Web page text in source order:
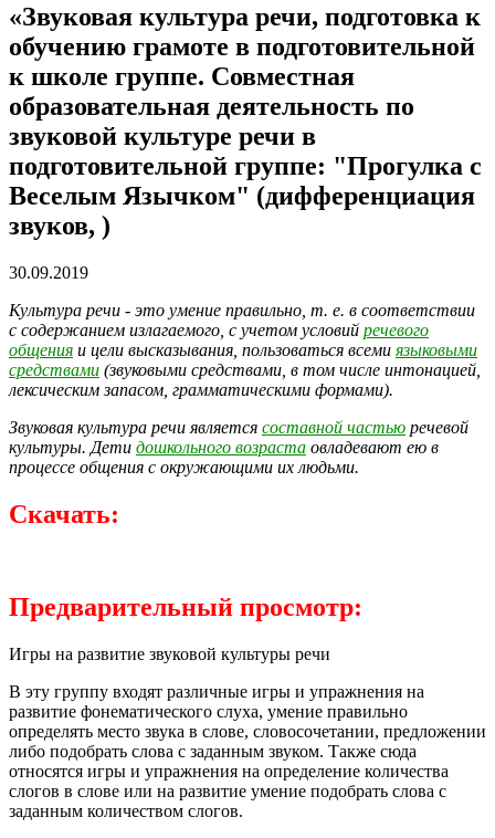
«Звуковая культура речи, подготовка к
обучению грамоте в подготовительной
к школе группе. Совместная
образовательная деятельность по
звуковой культуре речи в
подготовительной группе: "Прогулка с
Веселым Язычком" (дифференциация
звуков, )
30.09.2019
Культура речи - это умение правильно, т. е. в соответствии
с содержанием излагаемого, с учетом условий речевого
общения и цели высказывания, пользоваться всеми языковыми
средствами (звуковыми средствами, в том числе интонацией,
лексическим запасом, грамматическими формами).
Звуковая культура речи является составной частью речевой
культуры. Дети дошкольного возраста овладевают ею в
процессе общения с окружающими их людьми.
Скачать:
Предварительный просмотр:
Игры на развитие звуковой культуры речи
В эту группу входят различные игры и упражнения на
развитие фонематического слуха, умение правильно
определять место звука в слове, словосочетании, предложении
либо подобрать слова с заданным звуком. Также сюда
относятся игры и упражнения на определение количества
слогов в слове или на развитие умение подобрать слова с
заданным количеством слогов.